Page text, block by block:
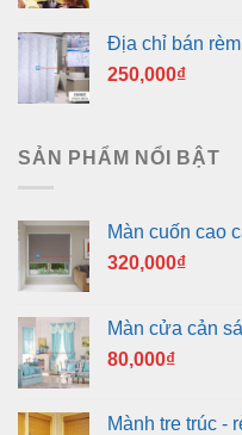
Địa chỉ bán
250,000₫
SẢN PHẨM NỔI BẬT
Màn cuốn cao
320,000₫
Màn cửa cản
80,000₫
Mành tre trúc -